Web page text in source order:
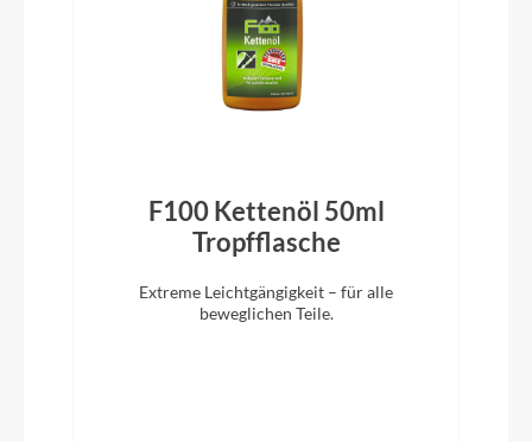
Pedale
ACID PP Trekking
Glocke
F100 Kettenöl 50ml
Tropfflasche
Extreme Leichtgängigkeit – für alle
beweglichen Teile.